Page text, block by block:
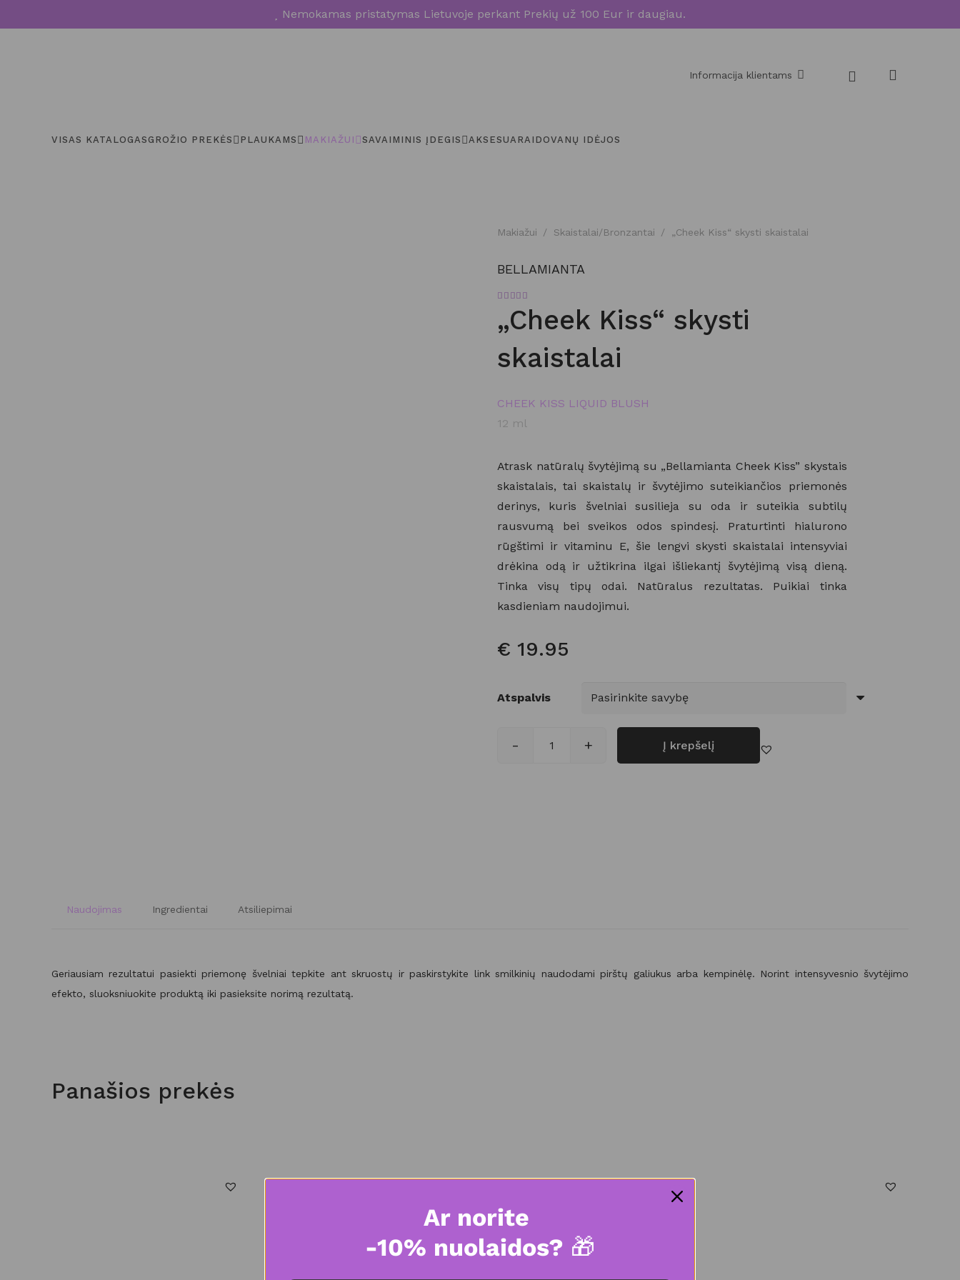
Nemokamas pristatymas Lietuvoje perkant Prekių už 100 Eur ir daugiau.
Informacija klientams
VISAS KATALOGASGROŽIO PREKĖS PLAUKAMS MAKIAŽUI SAVAIMINIS ĮDEGIS AKSESUARAI DOVANŲ IDĖJOS
Makiažui / Skaistalai/Bronzantai / „Cheek Kiss“ skysti skaistalai
BELLAMIANTA
Įvertinimas: 5.00 iš 5
„Cheek Kiss“ skysti
skaistalai
CHEEK KISS LIQUID BLUSH
12 ml
Atrask natūralų švytėjimą su „Bellamianta Cheek Kiss” skystais
skaistalais, tai skaistalų ir švytėjimo suteikiančios priemonės
derinys, kuris švelniai susilieja su oda ir suteikia subtilų
rausvumą bei sveikos odos spindesį. Praturtinti hialurono
rūgštimi ir vitaminu E, šie lengvi skysti skaistalai intensyviai
drėkina odą ir užtikrina ilgai išliekantį švytėjimą visą dieną.
Tinka visų tipų odai. Natūralus rezultatas. Puikiai tinka
kasdieniam naudojimui.
€ 19.95
Atspalvis
produkto kiekis: „Cheek Kiss“ skysti skaistalai
- + Į krepšelį
Naudojimas Ingredientai Atsiliepimai
Geriausiam rezultatui pasiekti priemonę švelniai tepkite ant skruostų ir paskirstykite link smilkinių naudodami pirštų galiukus arba kempinėlę. Norint intensyvesnio švytėjimo
efekto, sluoksniuokite produktą iki pasieksite norimą rezultatą.
Panašios prekės
Ar norite
-10% nuolaidos? 🎁